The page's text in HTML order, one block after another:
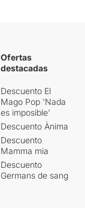
Ofertas
destacadas
Descuento El
Mago Pop 'Nada
es imposible'
Descuento Ànima
Descuento
Mamma mia
Descuento
Germans de sang